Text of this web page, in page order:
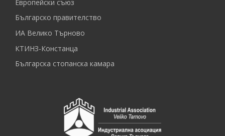
Европейски съюз
Българско правителство
ИА Велико Търново
КТИНЗ-Констанца
Българска стопанска камара